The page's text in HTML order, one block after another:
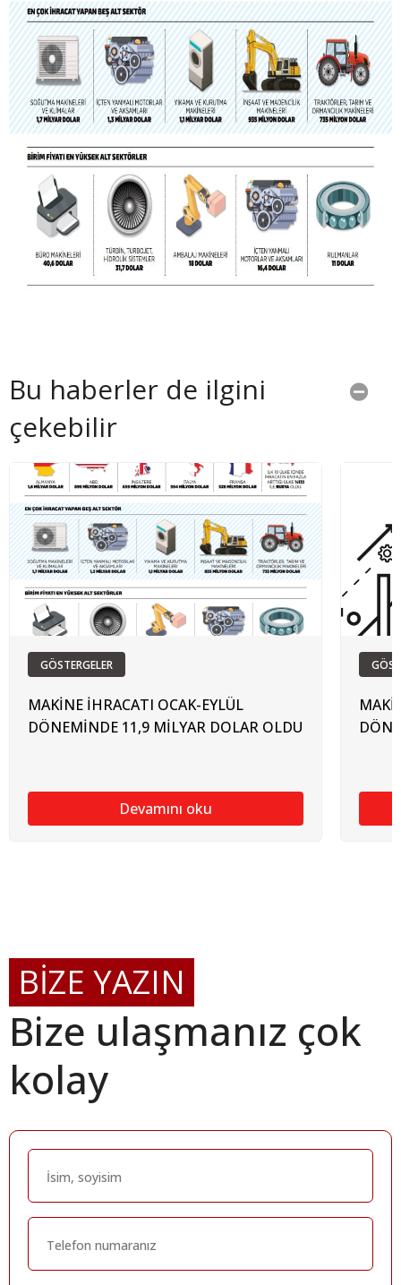
Bu haberler de ilgini
çekebilir
GÖSTERGELER
MAKİNE İHRACATI OCAK-EYLÜL
DÖNEMİNDE 11,9 MİLYAR DOLAR OLDU
Devamını oku
BİZE YAZIN
Bize ulaşmanız çok
kolay